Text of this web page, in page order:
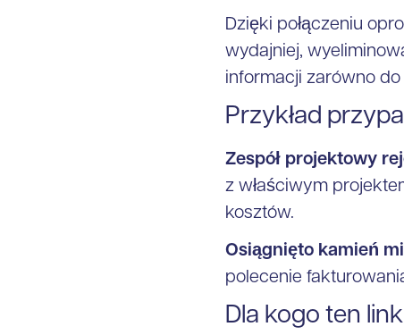
Dzięki połączeniu
wydajniej,
informacji zarówno
Przykład
Zespół projektowy
z właściwym
kosztów.
Osiągnięto kamień
polecenie
Dla kogo ten